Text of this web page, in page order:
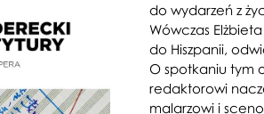
do wydarzeń z
Wówczas
do Hiszpanii,
O spotkaniu tym
redaktorowi
malarzowi i